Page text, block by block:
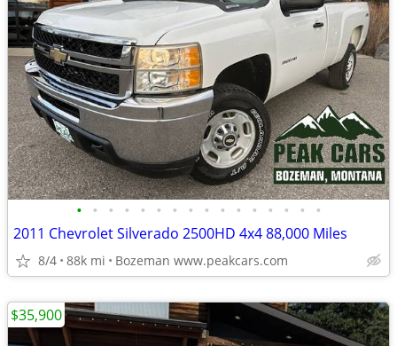
• • • • • • • • • • • • • • • •
2011 Chevrolet Silverado 2500HD 4x4 88,000 Miles
8/4 88k mi Bozeman www.peakcars.com
$35,900